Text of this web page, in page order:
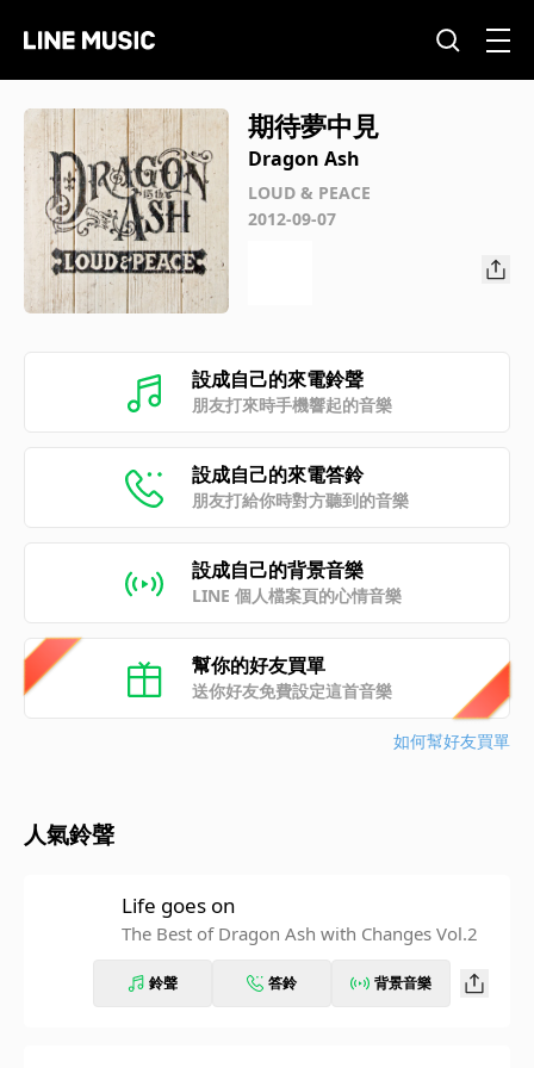
期待夢中見
Dragon Ash
LOUD & PEACE
2012-09-07
設成自己的來電鈴聲
朋友打來時手機響起的音樂
設成自己的來電答鈴
朋友打給你時對方聽到的音樂
設成自己的背景音樂
LINE 個人檔案頁的心情音樂
幫你的好友買單
送你好友免費設定這首音樂
如何幫好友買單
人氣鈴聲
Life goes on
The Best of Dragon Ash with Changes Vol.2
鈴聲 答鈴 背景音樂